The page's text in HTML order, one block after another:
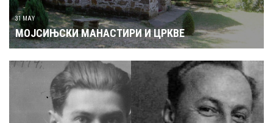
31 MAY
МОЈСИЊСКИ МАНАСТИРИ И ЦРКВЕ